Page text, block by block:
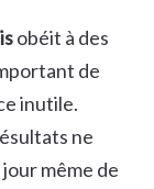
obéit à des
de
inutile.
ne
même de